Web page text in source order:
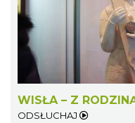
WISŁA – Z
ODSŁUCHAJ